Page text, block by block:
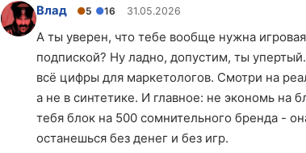
Влад ●5 ●16 31.05.2026
А ты уверен, что тебе вообще нужна
подпиской? Ну ладно, допустим, ты
всё цифры для маркетологов. Смотри на
а не в синтетике. И главное: не экономь на
тебя блок на 500 сомнительного бренда -
останешься без денег и без игр.